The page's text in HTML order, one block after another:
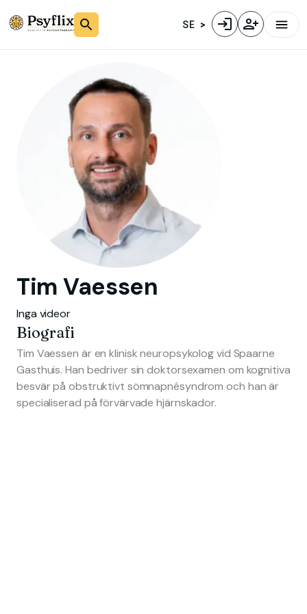
SE
Tim Vaessen
Inga videor
Biografi
Tim Vaessen är en klinisk neuropsykolog vid Spaarne
Gasthuis. Han bedriver sin doktorsexamen om kognitiva
besvär på obstruktivt sömnapnésyndrom och han är
specialiserad på förvärvade hjärnskador.